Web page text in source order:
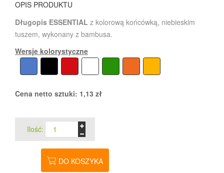
OPIS PRODUKTU
Długopis ESSENTIAL z kolorową końcówką, niebieskim
tuszem, wykonany z bambusa.
Wersje kolorystyczne
Cena netto sztuki: 1,13 zł
Ilość:
DO KOSZYKA